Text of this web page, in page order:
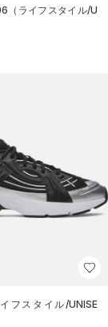
（ライフスタイル/U
フスタイル/UNISE